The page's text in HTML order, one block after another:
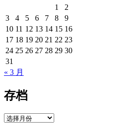
1
2
3
4 5 6 7 8
9
10 11 12 13 14 15 16
17 18 19 20 21 22 23
24 25 26 27 28 29 30
31
« 3 月
存档
存